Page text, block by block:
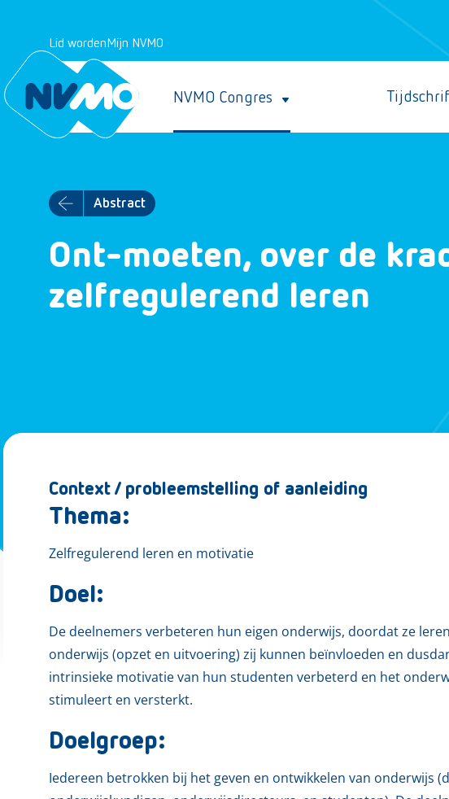
Lid wordenMijn NVMO
NVMO Congres
Abstract
Ont-moeten, over de
zelfregulerend leren
Context / probleemstelling of aanleiding
Thema:
Zelfregulerend leren en motivatie
Doel:
De deelnemers verbeteren hun eigen onderwijs, doordat ze
onderwijs (opzet en uitvoering) zij kunnen beïnvloeden en
intrinsieke motivatie van hun studenten verbeterd en het
stimuleert en versterkt.
Doelgroep:
Iedereen betrokken bij het geven en ontwikkelen van onderwijs